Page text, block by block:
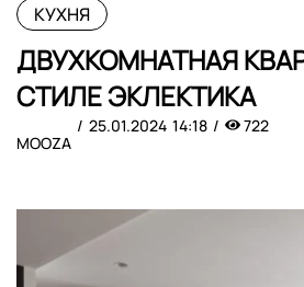
КУХНЯ
ДВУХКОМНАТНАЯ
СТИЛЕ ЭКЛЕКТИКА
MOOZA
25.01.2024 14:18 722